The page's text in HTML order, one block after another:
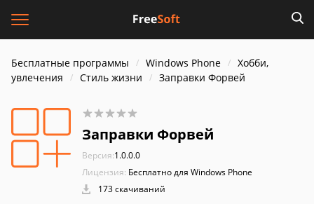
Бесплатные программы Windows Phone
Хобби,
увлечения
Стиль жизни Заправки Форвей
Заправки Форвей
Версия:1.0.0.0
Лицензия: Бесплатно для Windows Phone
173 скачиваний